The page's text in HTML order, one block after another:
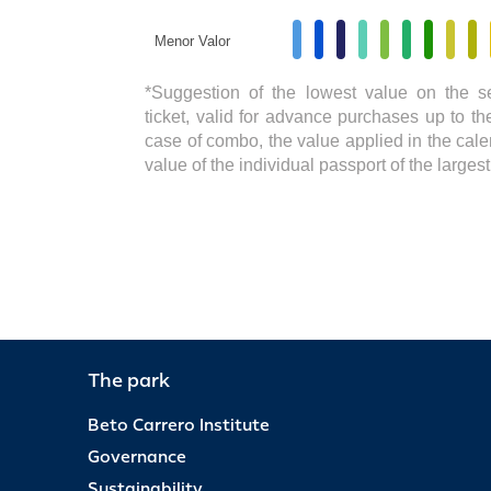
Menor Valor
*Suggestion of the lowest value on the
ticket, valid for advance purchases up to
case of combo, the value applied in the
value of the individual passport of the
The park
Beto Carrero Institute
Governance